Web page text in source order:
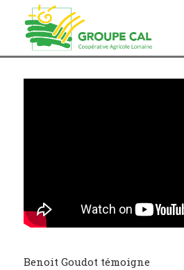
Benoit Goudot témoigne